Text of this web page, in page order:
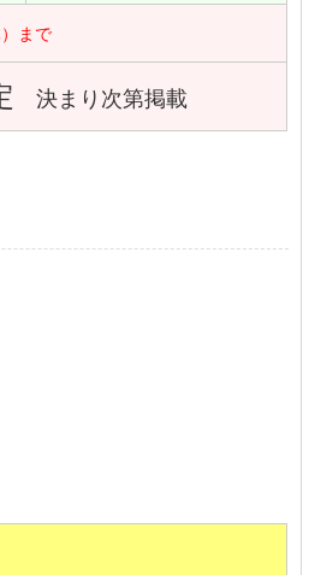
）まで
決まり次第掲載